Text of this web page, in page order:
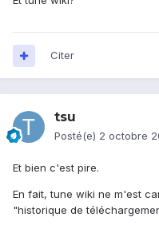
Citer
tsu
Posté(e) 2 octobre
Et bien c'est pire.
En fait, tune wiki ne m'est
"historique de